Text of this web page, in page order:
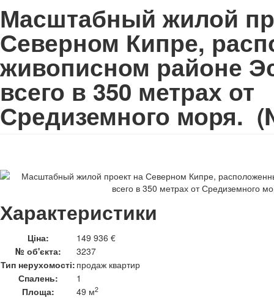
Масштабный жилой
Северном Кипре,
живописном районе
всего в 350 метрах от
Средиземного моря.
Характеристики
Ціна:
149 936 €
№ об'єкта:
3237
Тип нерухомості: продаж квартир
Спалень:
1
Площа:
49 м2